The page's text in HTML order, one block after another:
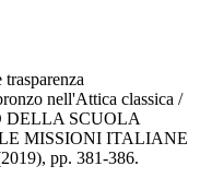
nell'Attica classica /
DELLA SCUOLA
MISSIONI ITALIANE
pp. 381-386.